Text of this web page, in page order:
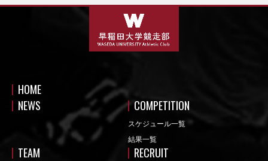
HOME
NEWS
COMPETITION
スケジュール一覧
結果一覧
TEAM RECRUIT